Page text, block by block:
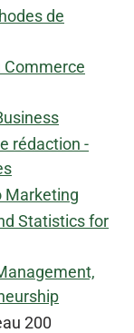
de
Commerce
rédaction -
Marketing
Statistics for
200